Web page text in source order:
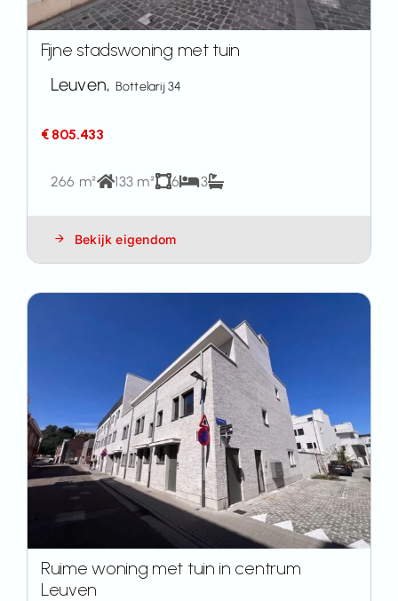
Fijne stadswoning met tuin
Leuven, Bottelarij 34
€ 805.433
266 m² 133 m² 6 3
Bekijk eigendom
Ruime woning met tuin in centrum
Leuven